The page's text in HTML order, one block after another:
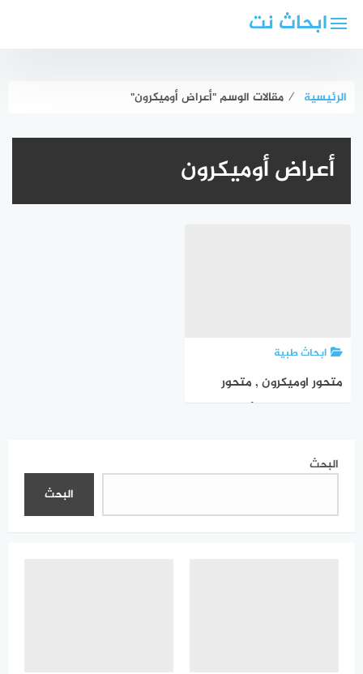
ابحاث نت
الرئيسية ⁄ مقالات الوسم "أعراض أوميكرون"
أعراض أوميكرون
ابحاث طبية
متحور اوميكرون , متحور
البحث
البحث